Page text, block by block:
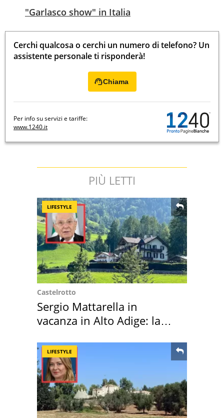
"Garlasco show" in Italia
Cerchi qualcosa o cerchi un numero di telefono? Un
assistente personale ti risponderà!
Chiama
Per info su servizi e tariffe:
www.1240.it
PIÙ LETTI
LIFESTYLE
Castelrotto
Sergio Mattarella in
vacanza in Alto Adige: la
LIFESTYLE